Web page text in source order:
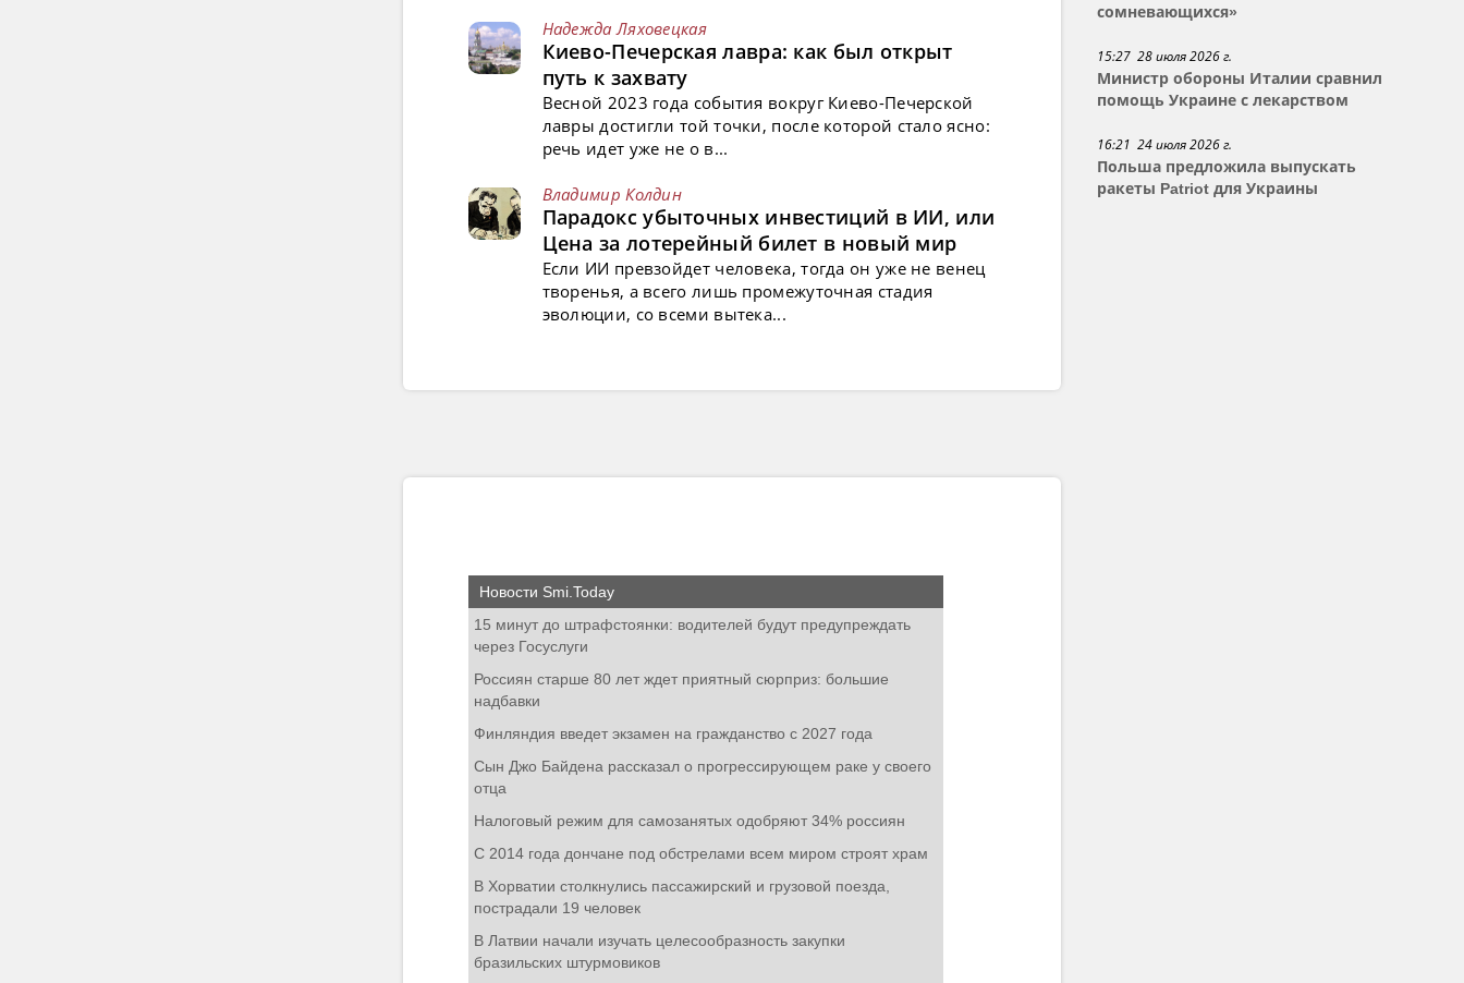
сомневающихся»
15:27 28 июля 2026 г.
Министр обороны Италии сравнил
помощь Украине с лекарством
16:21 24 июля 2026 г.
Польша предложила выпускать
ракеты Patriot для Украины
Надежда Ляховецкая
Киево-Печерская лавра: как был открыт
путь к захвату
Весной 2023 года события вокруг Киево-Печерской
лавры достигли той точки, после которой стало ясно:
речь идет уже не о в...
Владимир Колдин
Парадокс убыточных инвестиций в ИИ, или
Цена за лотерейный билет в новый мир
Если ИИ превзойдет человека, тогда он уже не венец
творенья, а всего лишь промежуточная стадия
эволюции, со всеми вытека...